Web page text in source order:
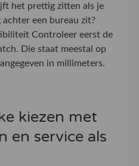
het prettig zitten als je
een bureau zit?
Controleer eerst de
Die staat meestal op
in millimeters.
kiezen met
en service als